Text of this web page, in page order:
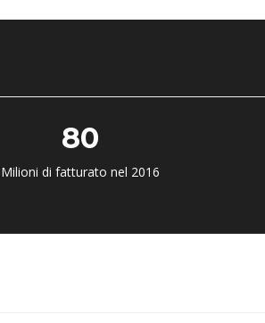
80
Milioni di fatturato nel 2016